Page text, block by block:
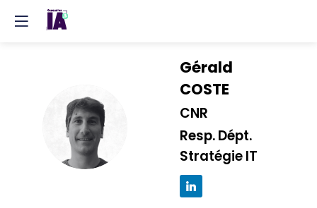
GC
Gérald
COSTE
CNR
Resp. Dépt.
Stratégie IT